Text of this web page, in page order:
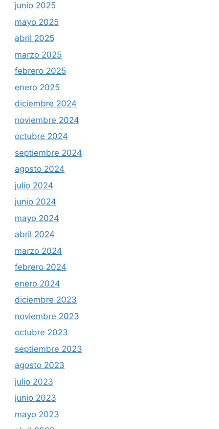
junio 2025
mayo 2025
abril 2025
marzo 2025
febrero 2025
enero 2025
diciembre 2024
noviembre 2024
octubre 2024
septiembre 2024
agosto 2024
julio 2024
junio 2024
mayo 2024
abril 2024
marzo 2024
febrero 2024
enero 2024
diciembre 2023
noviembre 2023
octubre 2023
septiembre 2023
agosto 2023
julio 2023
junio 2023
mayo 2023